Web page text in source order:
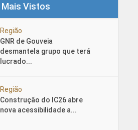
Mais Vistos
Região
GNR de Gouveia
desmantela grupo que terá
lucrado...
Região
Construção do IC26 abre
nova acessibilidade a...